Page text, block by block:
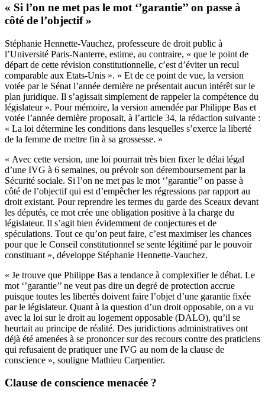
« Si l’on ne met pas le mot ‘’garantie’’ on passe à
côté de l’objectif »
Stéphanie Hennette-Vauchez, professeure de droit public à
l’Université Paris-Nanterre, estime, au contraire, « que le point de
départ de cette révision constitutionnelle, c’est d’éviter un recul
comparable aux Etats-Unis ». « Et de ce point de vue, la version
votée par le Sénat l’année dernière ne présentait aucun intérêt sur le
plan juridique. Il s’agissait simplement de rappeler la compétence du
législateur ». Pour mémoire, la version amendée par Philippe Bas et
votée l’année dernière proposait, à l’article 34, la rédaction suivante :
« La loi détermine les conditions dans lesquelles s’exerce la liberté
de la femme de mettre fin à sa grossesse. »
« Avec cette version, une loi pourrait très bien fixer le délai légal
d’une IVG à 6 semaines, ou prévoir son déremboursement par la
Sécurité sociale. Si l’on ne met pas le mot ‘’garantie’’ on passe à
côté de l’objectif qui est d’empêcher les régressions par rapport au
droit existant. Pour reprendre les termes du garde des Sceaux devant
les députés, ce mot crée une obligation positive à la charge du
législateur. Il s’agit bien évidemment de conjectures et de
spéculations. Tout ce qu’on peut faire, c’est maximiser les chances
pour que le Conseil constitutionnel se sente légitimé par le pouvoir
constituant », développe Stéphanie Hennette-Vauchez.
« Je trouve que Philippe Bas a tendance à complexifier le débat. Le
mot ‘’garantie’’ ne veut pas dire un degré de protection accrue
puisque toutes les libertés doivent faire l’objet d’une garantie fixée
par le législateur. Quant à la question d’un droit opposable, on a vu
avec la loi sur le droit au logement opposable (DALO), qu’il se
heurtait au principe de réalité. Des juridictions administratives ont
déjà été amenées à se prononcer sur des recours contre des praticiens
qui refusaient de pratiquer une IVG au nom de la clause de
conscience », souligne Mathieu Carpentier.
Clause de conscience menacée ?